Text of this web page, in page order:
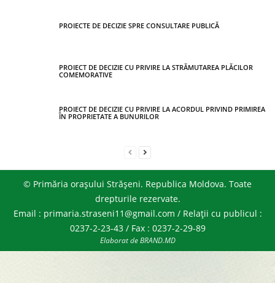
PROIECTE DE DECIZIE SPRE CONSULTARE PUBLICĂ
PROIECT DE DECIZIE CU PRIVIRE LA STRĂMUTAREA PLĂCILOR
COMEMORATIVE
PROIECT DE DECIZIE CU PRIVIRE LA ACORDUL PRIVIND PRIMIREA
ÎN PROPRIETATE A BUNURILOR
© Primăria orașului Strășeni. Republica Moldova. Toate
drepturile rezervate.
Email : primaria.straseni11@gmail.com / Relații cu publicul :
0237-2-23-43 / Fax : 0237-2-29-89
Elaborat de BRAND.MD